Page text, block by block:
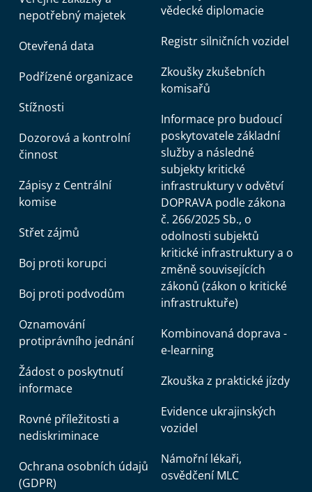
nepotřebný majetek
Otevřená data
Podřízené organizace
Stížnosti
Dozorová a kontrolní
činnost
Zápisy z Centrální
komise
Střet zájmů
Boj proti korupci
Boj proti podvodům
Oznamování
protiprávního jednání
Žádost o poskytnutí
informace
Rovné příležitosti a
nediskriminace
Ochrana osobních údajů
(GDPR)
vědecké diplomacie
Registr silničních vozidel
Zkoušky zkušebních
komisařů
Informace pro budoucí
poskytovatele základní
služby a následné
subjekty kritické
infrastruktury v odvětví
DOPRAVA podle zákona
č. 266/2025 Sb., o
odolnosti subjektů
kritické infrastruktury a o
změně souvisejících
zákonů (zákon o kritické
infrastruktuře)
Kombinovaná doprava -
e-learning
Zkouška z praktické jízdy
Evidence ukrajinských
vozidel
Námořní lékaři,
osvědčení MLC